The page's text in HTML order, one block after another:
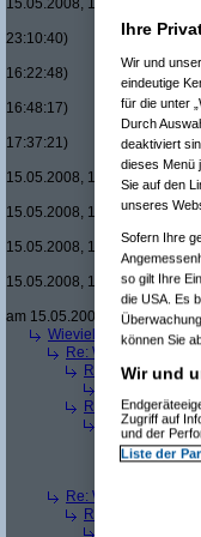
15.05.2008, 18:08:08)
23:10:40)
16:22:48)
16:48:17)
17:37:21)
15.05.2008, 17:43:00)
15.05.2008, 17:46:13)
15.05.2008, 17:49:46)
15.05.2008, 18:07:18)
am 15.05.2008, 18:13:17)
Wieviele blus/hd-dvds
Re: Wieviele blus/
Re(2): Wieviele
Re(2): Wieviele
Re(3):
Re(4):
Re(5):
Re: Wieviele blus/
Re(2): Wieviele
Ihre
Wir und
eindeutige
für die unter
Durch
deaktiviert
dieses Menü
Sie auf den
unseres
Sofern Ihre
so gilt Ihre
die USA. Es
können Sie
Wir und
Zugriff auf
und der
Liste der